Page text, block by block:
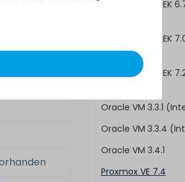
Oracle Linux/UEK
Oracle Linux/UEK
2600v3)
Oracle Linux/UEK
Oracle VM 3.3.1
Oracle VM 3.3.4
Oracle VM 3.4.1
Proxmox VE 7.4